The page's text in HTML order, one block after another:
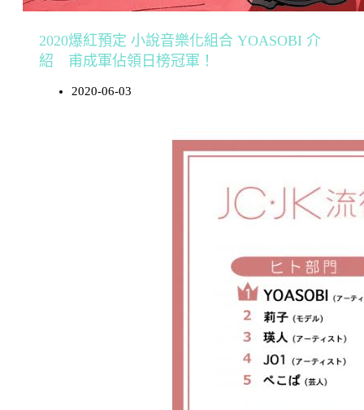
2020爆紅預定 小說音樂化組合 YOASOBI 介
紹 甫成軍佔領日榜冠軍！
2020-06-03